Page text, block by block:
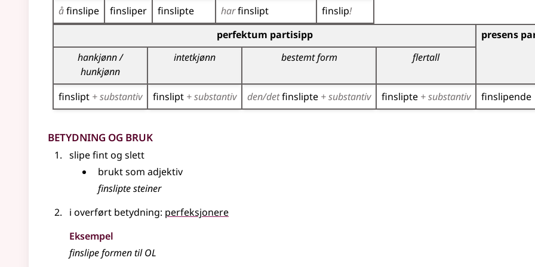
åfinslipe finsliper finslipte harfinslipt finslip!
Bøyingstabell for dette verbet (partisippformer)
perfektum partisipp
presens
hankjønn /
hunkjønn
intetkjønn bestemt form flertall
finslipt + substantiv finslipt + substantiv den/detfinslipte + substantiv finslipte + substantiv finslipende
Betydning og bruk
slipe fint og slett
brukt som adjektiv
finslipte steiner
i overført betydning: perfeksjonere
Eksempel
finslipe formen til OL